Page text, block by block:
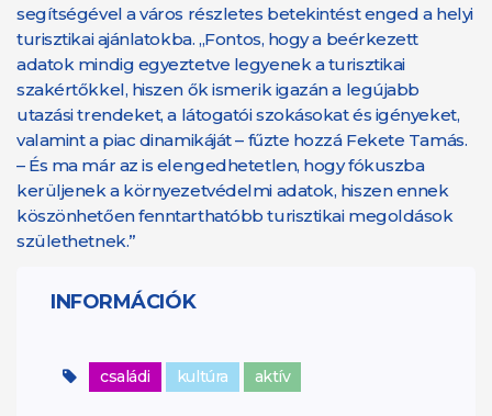
segítségével a város részletes betekintést enged a helyi
turisztikai ajánlatokba. „Fontos, hogy a beérkezett
adatok mindig egyeztetve legyenek a turisztikai
szakértőkkel, hiszen ők ismerik igazán a legújabb
utazási trendeket, a látogatói szokásokat és igényeket,
valamint a piac dinamikáját – fűzte hozzá Fekete Tamás.
– És ma már az is elengedhetetlen, hogy fókuszba
kerüljenek a környezetvédelmi adatok, hiszen ennek
köszönhetően fenntarthatóbb turisztikai megoldások
születhetnek.”
INFORMÁCIÓK
családi kultúra aktív